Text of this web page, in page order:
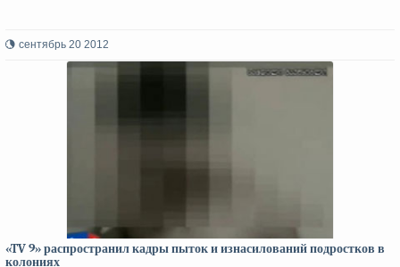
сентябрь 20 2012
«TV 9» распространил кадры пыток и изнасилований подростков в
колониях